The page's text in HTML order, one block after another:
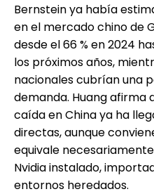
Bernstein ya había
en el mercado chino de
desde el 66 % en 2024
los próximos años,
nacionales cubrían una
demanda. Huang afirma
caída en China ya ha
directas, aunque
equivale
Nvidia instalado,
entornos heredados.